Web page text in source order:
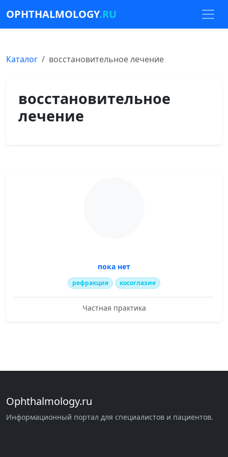
OPHTHALMOLOGY.RU
Каталог восстановительное лечение
восстановительное
лечение
пока нет
рефракция косоглазие
Частная практика
Ophthalmology.ru
Информационный портал для специалистов и пациентов.